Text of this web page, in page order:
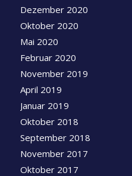
Dezember 2020
Oktober 2020
Mai 2020
Februar 2020
November 2019
April 2019
Januar 2019
Oktober 2018
September 2018
November 2017
Oktober 2017